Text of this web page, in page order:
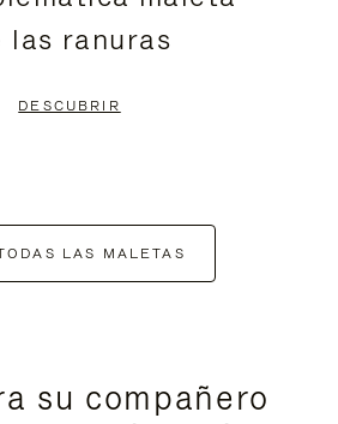
las ranuras
DESCUBRIR
LAS MALETAS
su compañero